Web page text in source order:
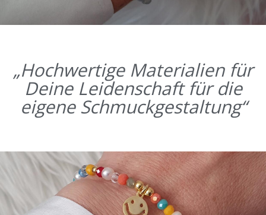
„Hochwertige Materialien für
Deine Leidenschaft für die
eigene Schmuckgestaltung“